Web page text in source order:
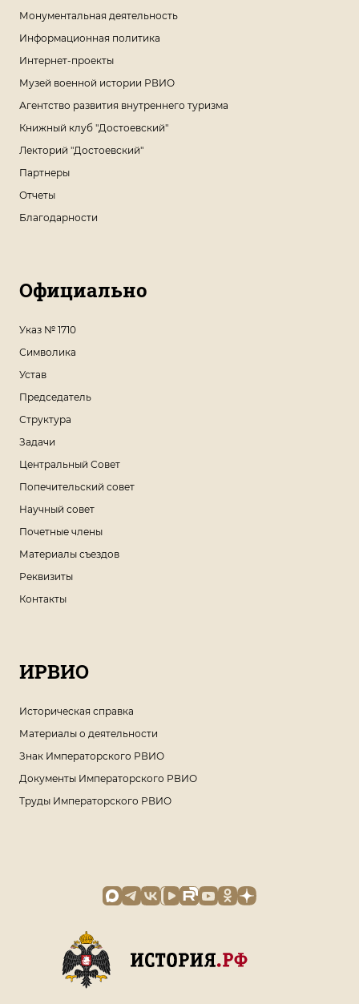
Монументальная деятельность
Информационная политика
Интернет-проекты
Музей военной истории РВИО
Агентство развития внутреннего туризма
Книжный клуб "Достоевский"
Лекторий "Достоевский"
Партнеры
Отчеты
Благодарности
Официально
Указ № 1710
Символика
Устав
Председатель
Структура
Задачи
Центральный Совет
Попечительский совет
Научный совет
Почетные члены
Материалы съездов
Реквизиты
Контакты
ИРВИО
Историческая справка
Материалы о деятельности
Знак Императорского РВИО
Документы Императорского РВИО
Труды Императорского РВИО